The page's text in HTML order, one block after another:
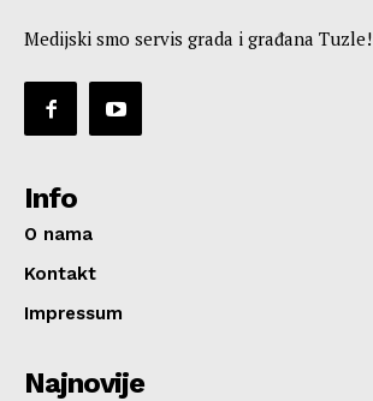
Medijski smo servis grada i građana Tuzle!
Info
O nama
Kontakt
Impressum
Najnovije